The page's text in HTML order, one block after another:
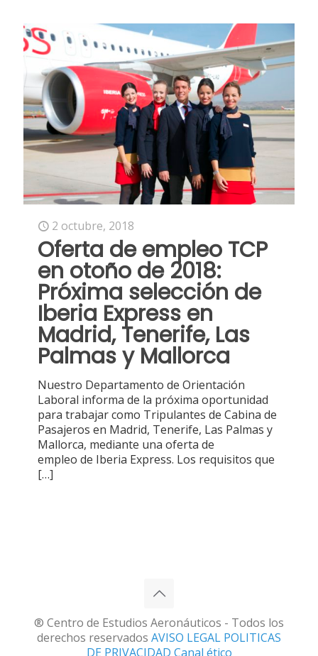
2 octubre, 2018
Oferta de empleo TCP
en otoño de 2018:
Próxima selección de
Iberia Express en
Madrid, Tenerife, Las
Palmas y Mallorca
Nuestro Departamento de Orientación
Laboral informa de la próxima oportunidad
para trabajar como Tripulantes de Cabina de
Pasajeros en Madrid, Tenerife, Las Palmas y
Mallorca, mediante una oferta de
empleo de Iberia Express. Los requisitos que
[…]
® Centro de Estudios Aeronáuticos - Todos los
derechos reservados AVISO LEGAL POLITICAS
DE PRIVACIDAD Canal ético